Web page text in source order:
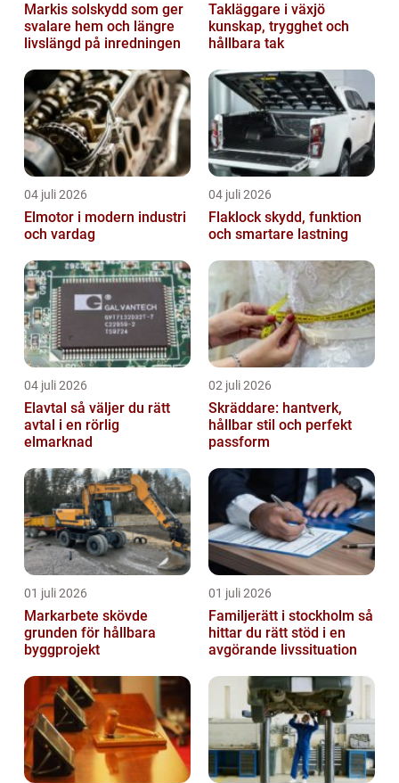
Markis solskydd som ger
svalare hem och längre
livslängd på inredningen
Takläggare i växjö
kunskap, trygghet och
hållbara tak
04 juli 2026
Elmotor i modern industri
och vardag
04 juli 2026
Flaklock skydd, funktion
och smartare lastning
04 juli 2026
Elavtal så väljer du rätt
avtal i en rörlig
elmarknad
02 juli 2026
Skräddare: hantverk,
hållbar stil och perfekt
passform
01 juli 2026
Markarbete skövde
grunden för hållbara
byggprojekt
01 juli 2026
Familjerätt i stockholm så
hittar du rätt stöd i en
avgörande livssituation